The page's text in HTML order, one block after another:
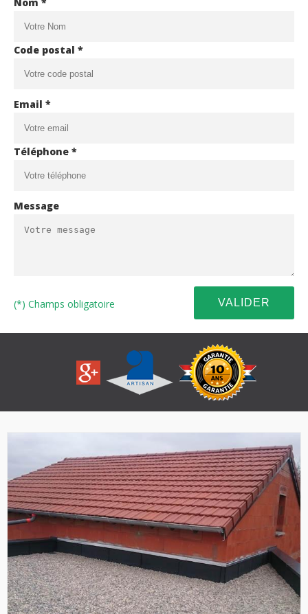
Code postal *
Email *
Téléphone *
Message
(*) Champs obligatoire